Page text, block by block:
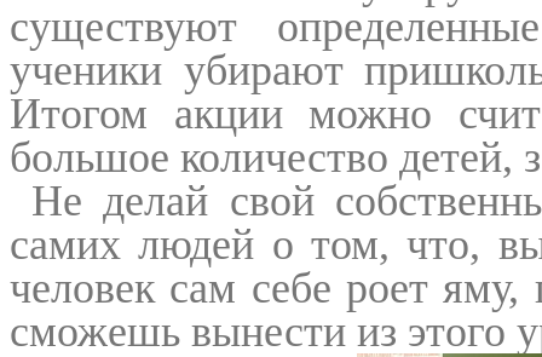
существуют
ученики убирают
Итогом акции можно
большое количество детей,
Не делай свой
самих людей о том, что,
человек сам себе роет яму,
сможешь вынести из этого